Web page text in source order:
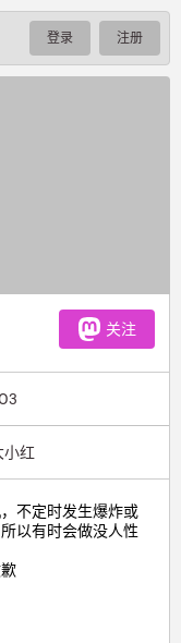
登录 注册
关注
小红
不定时发生爆炸或
以有时会做没人性